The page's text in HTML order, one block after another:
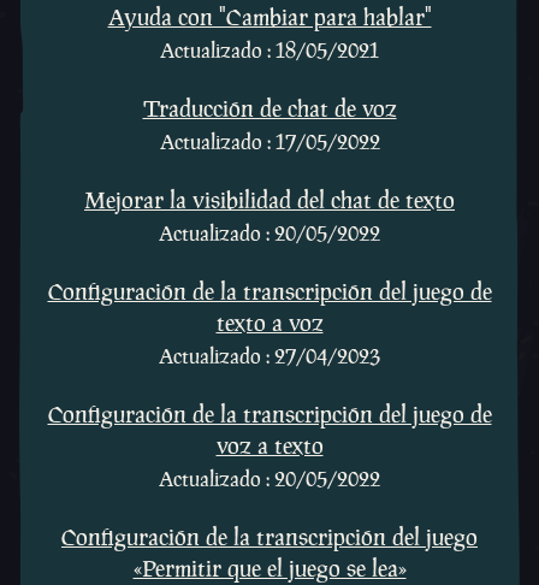
Ayuda con "Cambiar para hablar"
Actualizado : 18/05/2021
Traducción de chat de voz
Actualizado : 17/05/2022
Mejorar la visibilidad del chat de texto
Actualizado : 20/05/2022
Configuración de la transcripción del juego de
texto a voz
Actualizado : 27/04/2023
Configuración de la transcripción del juego de
voz a texto
Actualizado : 20/05/2022
Configuración de la transcripción del juego
«Permitir que el juego se lea»